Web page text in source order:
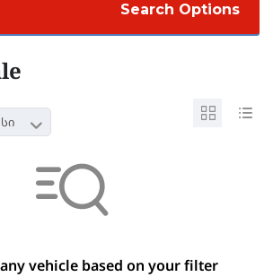
Search Options
vehicle based on your filter